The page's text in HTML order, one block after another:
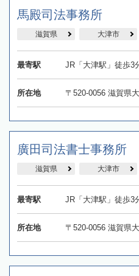
馬殿司法事務所
滋賀県 大津市
最寄駅 JR「大津駅」徒歩3
所在地 〒520-0056 滋賀県
廣田司法書士事務所
滋賀県 大津市
最寄駅 JR「大津駅」徒歩3
所在地 〒520-0056 滋賀県